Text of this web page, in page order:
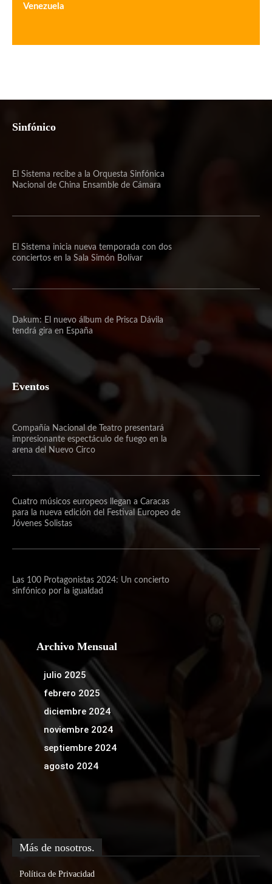
Venezuela
Sinfónico
El Sistema recibe a la Orquesta Sinfónica
Nacional de China Ensamble de Cámara
El Sistema inicia nueva temporada con dos
conciertos en la Sala Simón Bolívar
Dakum: El nuevo álbum de Prisca Dávila
tendrá gira en España
Eventos
Compañía Nacional de Teatro presentará
impresionante espectáculo de fuego en la
arena del Nuevo Circo
Cuatro músicos europeos llegan a Caracas
para la nueva edición del Festival Europeo de
Jóvenes Solistas
Las 100 Protagonistas 2024: Un concierto
sinfónico por la igualdad
Archivo Mensual
julio 2025
febrero 2025
diciembre 2024
noviembre 2024
septiembre 2024
agosto 2024
Más de nosotros.
Política de Privacidad